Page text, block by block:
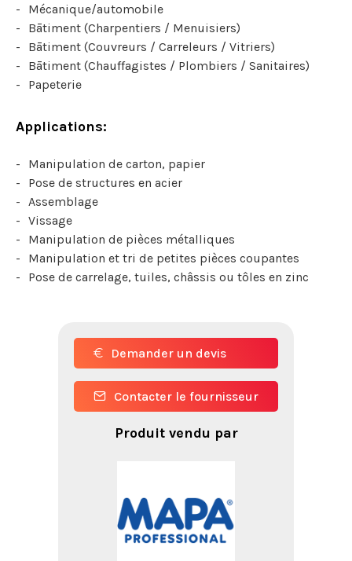
Mécanique/automobile
Bātiment (Charpentiers / Menuisiers)
Bātiment (Couvreurs / Carreleurs / Vitriers)
Bātiment (Chauffagistes / Plombiers / Sanitaires)
Papeterie
Applications:
Manipulation de carton, papier
Pose de structures en acier
Assemblage
Vissage
Manipulation de pièces métalliques
Manipulation et tri de petites pièces coupantes
Pose de carrelage, tuiles, châssis ou tôles en zinc
Demander un devis
Contacter le fournisseur
Produit vendu par